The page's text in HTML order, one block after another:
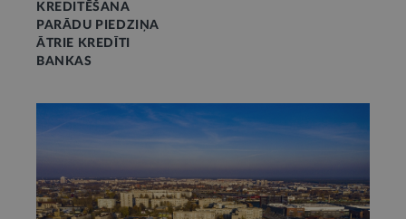
KREDITĒŠANA
PARĀDU PIEDZIŅA
ĀTRIE KREDĪTI
BANKAS